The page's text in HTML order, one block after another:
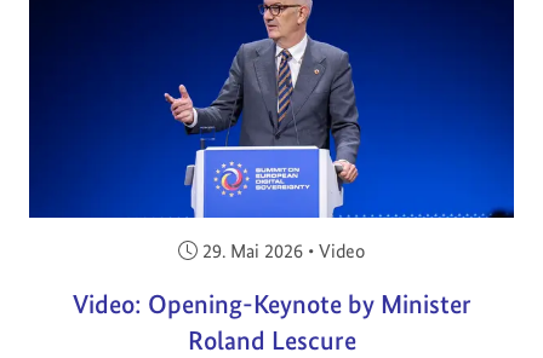
Veröffentlicht am:
29. Mai 2026 • Video
Video: Opening-Keynote by Minister
Roland Lescure